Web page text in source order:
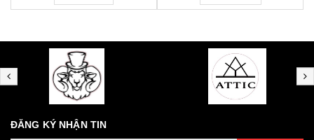
ĐĂNG KÝ NHẬN TIN